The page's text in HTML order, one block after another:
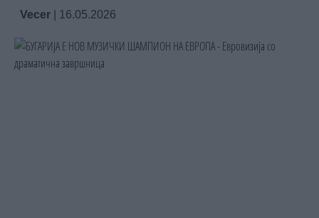
Vecer 16.05.2026